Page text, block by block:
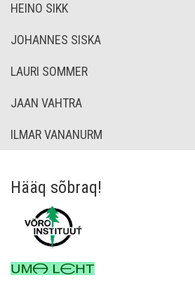
HEINO SIKK
JOHANNES SISKA
LAURI SOMMER
JAAN VAHTRA
ILMAR VANANURM
Hääq sõbraq!